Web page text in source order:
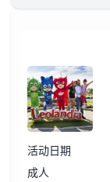
活动日期
成人